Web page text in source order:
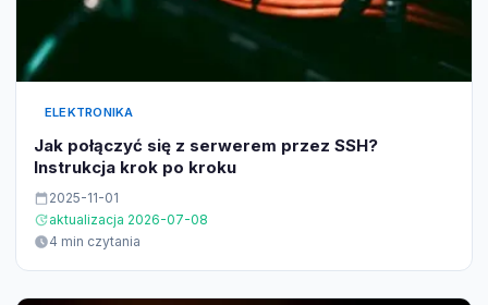
ELEKTRONIKA
Jak połączyć się z serwerem przez SSH?
Instrukcja krok po kroku
2025-11-01
aktualizacja 2026-07-08
4 min czytania